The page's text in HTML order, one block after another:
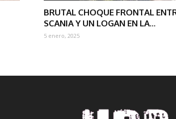
BRUTAL CHOQUE FRONTAL
SCANIA Y UN LOGAN EN LA...
5 enero, 2025